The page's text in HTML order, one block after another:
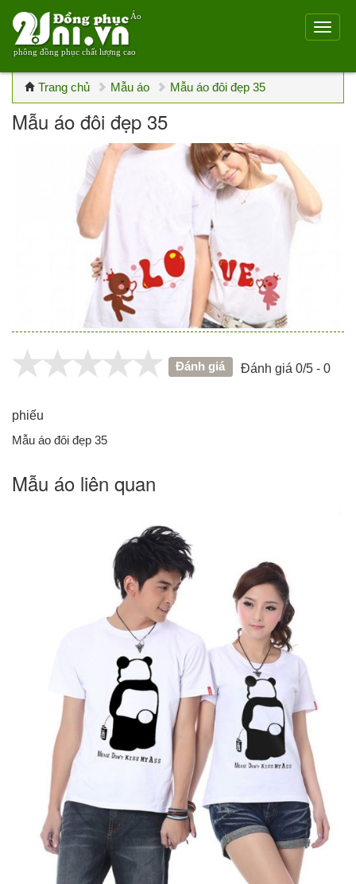
Áo
phông đồng phục chất lượng cao
Trang chủ Mẫu áo Mẫu áo đôi đẹp 35
Mẫu áo đôi đẹp 35
Đánh giá Đánh giá 0/5 - 0
phiếu
Mẫu áo đôi đẹp 35
Mẫu áo liên quan